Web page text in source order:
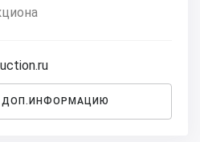
ДОП.ИНФОРМАЦИЮ